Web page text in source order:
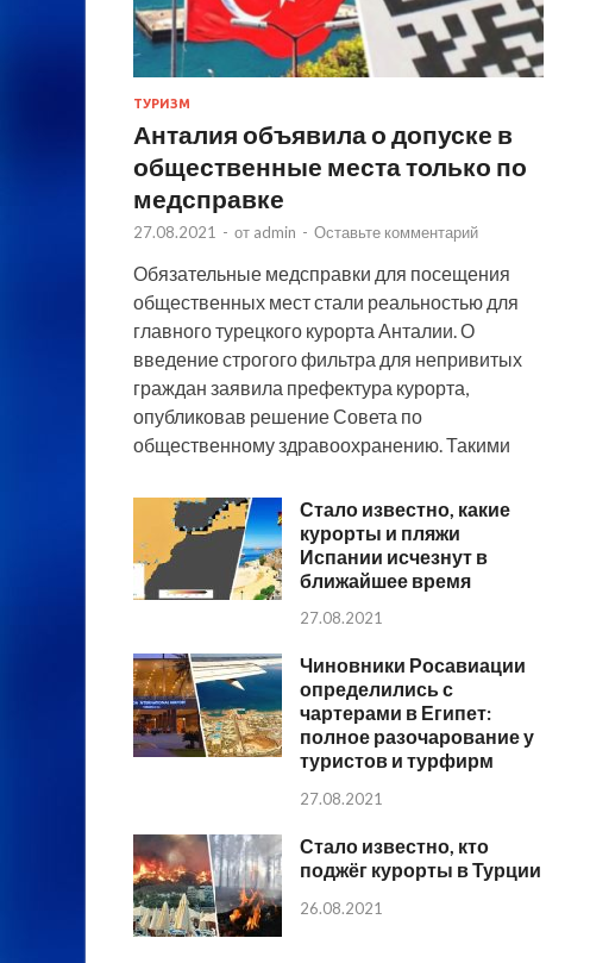
ТУРИЗМ
Анталия объявила о допуске в
общественные места только по
медсправке
27.08.2021 - от admin - Оставьте комментарий
Обязательные медсправки для посещения
общественных мест стали реальностью для
главного турецкого курорта Анталии. О
введение строгого фильтра для непривитых
граждан заявила префектура курорта,
опубликовав решение Совета по
общественному здравоохранению. Такими
Стало известно, какие
курорты и пляжи
Испании исчезнут в
ближайшее время
27.08.2021
Чиновники Росавиации
определились с
чартерами в Египет:
полное разочарование у
туристов и турфирм
27.08.2021
Стало известно, кто
поджёг курорты в Турции
26.08.2021